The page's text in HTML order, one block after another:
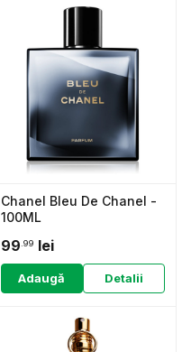
Chanel Bleu De Chanel -
100ML
99 .99 lei
Adaugă Detalii